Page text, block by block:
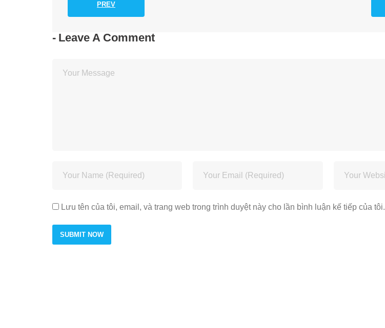
PREV
Leave A Comment
Lưu tên của tôi, email, và trang web trong trình duyệt này cho lần bình luận kế tiếp của tôi.